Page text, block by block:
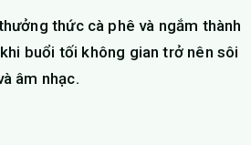
thức cà phê và ngắm thành
buổi tối không gian trở nên sôi
âm nhạc.